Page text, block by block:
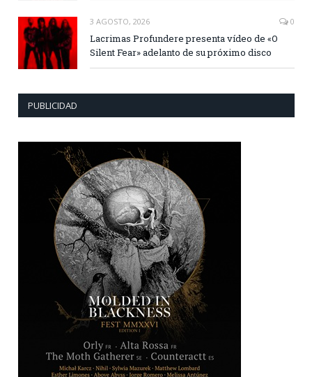
3 AGOSTO, 2026 0
Lacrimas Profundere presenta vídeo de «O
Silent Fear» adelanto de su próximo disco
PUBLICIDAD